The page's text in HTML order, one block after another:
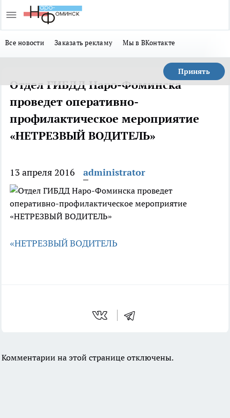
Все новости Заказать рекламу Мы в ВКонтакте
Принять
Отдел ГИБДД Наро-Фоминска
проведет оперативно-
профилактическое мероприятие
«НЕТРЕЗВЫЙ ВОДИТЕЛЬ»
13 апреля 2016 administrator
«НЕТРЕЗВЫЙ ВОДИТЕЛЬ
Комментарии на этой странице отключены.